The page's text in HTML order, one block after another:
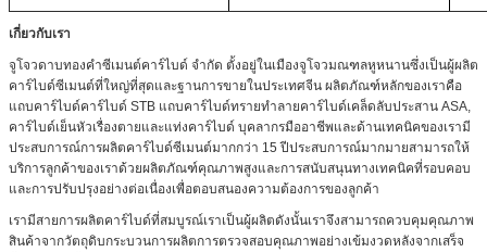
เกี่ยวกับเรา
จูโจวดาบทองคำซีเมนต์คาร์ไบด์ จำกัด ตั้งอยู่ในเมืองจูโจวมณฑลหูหนานซึ่งเป็นผู้ผลิต
คาร์ไบด์ซีเมนต์ที่ใหญ่ที่สุดและฐานการขายในประเทศจีน ผลิตภัณฑ์หลักของเราคือ
แถบคาร์ไบด์คาร์ไบด์ STB แถบคาร์ไบด์ทรายทำลายคาร์ไบด์เคล็ดลับประสาน ASA,
คาร์ไบด์เย็นหัวเรื่องตายและแท่งคาร์ไบด์ บุคลากรมืออาชีพและด้านเทคนิคของเรามี
ประสบการณ์การผลิตคาร์ไบด์ซีเมนต์มากกว่า 15 ปีประสบการณ์มากมายสามารถให้
บริการลูกค้าของเราด้วยผลิตภัณฑ์คุณภาพสูงและการสนับสนุนทางเทคนิคที่รอบคอบ
และการปรับปรุงอย่างต่อเนื่องเพื่อตอบสนองความต้องการของลูกค้า
เรามีสายการผลิตคาร์ไบด์ที่สมบูรณ์เราเป็นผู้ผลิตดังนั้นเราจึงสามารถควบคุมคุณภาพ
สินค้าจากวัตถุดิบกระบวนการผลิตการตรวจสอบคุณภาพอย่างเข้มงวดหลังจากเสร็จ